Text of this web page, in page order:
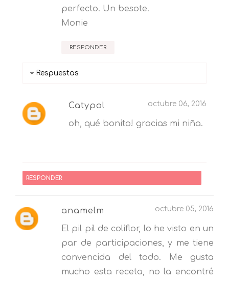
perfecto. Un besote.
Monie
RESPONDER
Respuestas
Catypol octubre 06, 2016
oh, qué bonito! gracias mi niña.
RESPONDER
anamelm octubre 05, 2016
El pil pil de coliflor, lo he visto en un
par de participaciones, y me tiene
convencida del todo. Me gusta
mucho esta receta, no la encontré